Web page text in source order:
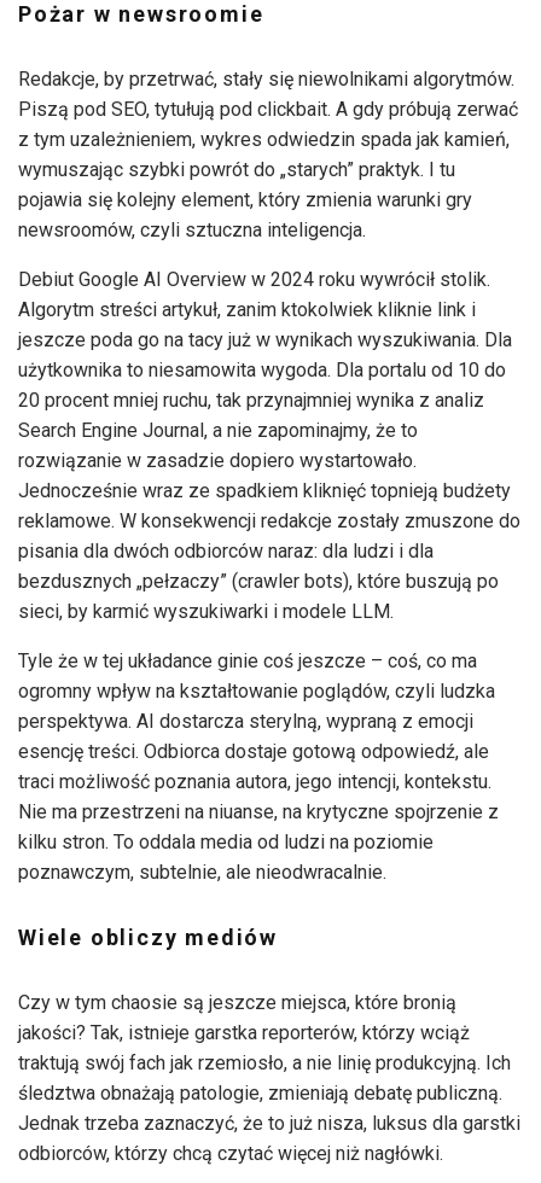
Pożar w newsroomie
Redakcje, by przetrwać, stały się niewolnikami algorytmów.
Piszą pod SEO, tytułują pod clickbait. A gdy próbują zerwać
z tym uzależnieniem, wykres odwiedzin spada jak kamień,
wymuszając szybki powrót do „starych” praktyk. I tu
pojawia się kolejny element, który zmienia warunki gry
newsroomów, czyli sztuczna inteligencja.
Debiut Google AI Overview w 2024 roku wywrócił stolik.
Algorytm streści artykuł, zanim ktokolwiek kliknie link i
jeszcze poda go na tacy już w wynikach wyszukiwania. Dla
użytkownika to niesamowita wygoda. Dla portalu od 10 do
20 procent mniej ruchu, tak przynajmniej wynika z analiz
Search Engine Journal, a nie zapominajmy, że to
rozwiązanie w zasadzie dopiero wystartowało.
Jednocześnie wraz ze spadkiem kliknięć topnieją budżety
reklamowe. W konsekwencji redakcje zostały zmuszone do
pisania dla dwóch odbiorców naraz: dla ludzi i dla
bezdusznych „pełzaczy” (crawler bots), które buszują po
sieci, by karmić wyszukiwarki i modele LLM.
Tyle że w tej układance ginie coś jeszcze – coś, co ma
ogromny wpływ na kształtowanie poglądów, czyli ludzka
perspektywa. AI dostarcza sterylną, wypraną z emocji
esencję treści. Odbiorca dostaje gotową odpowiedź, ale
traci możliwość poznania autora, jego intencji, kontekstu.
Nie ma przestrzeni na niuanse, na krytyczne spojrzenie z
kilku stron. To oddala media od ludzi na poziomie
poznawczym, subtelnie, ale nieodwracalnie.
Wiele obliczy mediów
Czy w tym chaosie są jeszcze miejsca, które bronią
jakości? Tak, istnieje garstka reporterów, którzy wciąż
traktują swój fach jak rzemiosło, a nie linię produkcyjną. Ich
śledztwa obnażają patologie, zmieniają debatę publiczną.
Jednak trzeba zaznaczyć, że to już nisza, luksus dla garstki
odbiorców, którzy chcą czytać więcej niż nagłówki.